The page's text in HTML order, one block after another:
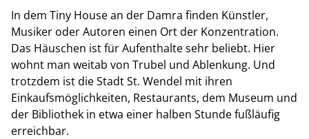
In dem Tiny House an der Damra finden Künstler,
Musiker oder Autoren einen Ort der Konzentration.
Das Häuschen ist für Aufenthalte sehr beliebt. Hier
wohnt man weitab von Trubel und Ablenkung. Und
trotzdem ist die Stadt St. Wendel mit ihren
Einkaufsmöglichkeiten, Restaurants, dem Museum und
der Bibliothek in etwa einer halben Stunde fußläufig
erreichbar.